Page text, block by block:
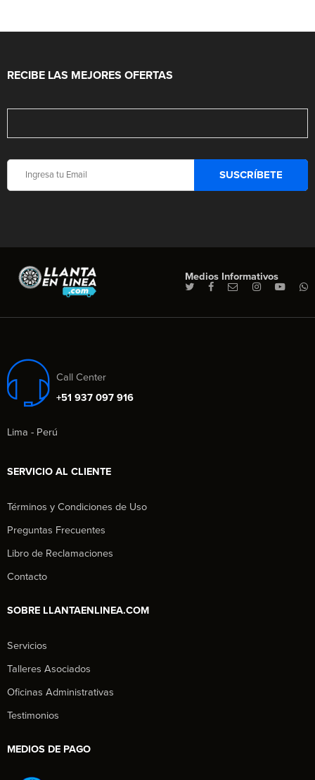
RECIBE LAS MEJORES OFERTAS
Medios Informativos
Call Center
+51 937 097 916
Lima - Perú
SERVICIO AL CLIENTE
Términos y Condiciones de Uso
Preguntas Frecuentes
Libro de Reclamaciones
Contacto
SOBRE LLANTAENLINEA.COM
Servicios
Talleres Asociados
Oficinas Administrativas
Testimonios
MEDIOS DE PAGO